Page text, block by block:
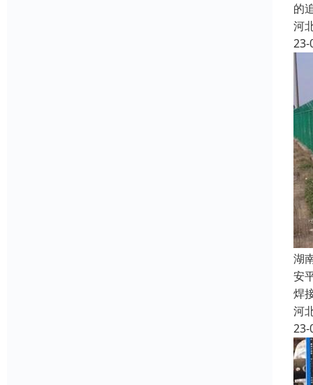
的
河
23-
湖
安
焊
河
23-